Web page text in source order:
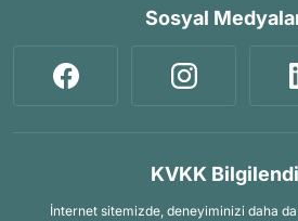
Sosyal
KVKK
İnternet sitemizde, deneyiminizi daha